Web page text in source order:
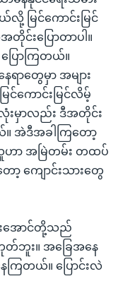
မြင်ကောင်းမြင်
င်းပြောတာပါ။
ြောကြတယ်။
ာတွေမှာ အများ
င်ကောင်းမြင်လိမ့်
းမှာလည်း ဒီအတိုင်း
အဲဒီအခါကြတော့
ဟာ အမြဲတမ်း တထပ်
ကျောင်းသားတွေ
းအောင်တို့သည်
တ်ဘူး။ အခြေအနေ
ကြတယ်။ ပြောင်းလဲ